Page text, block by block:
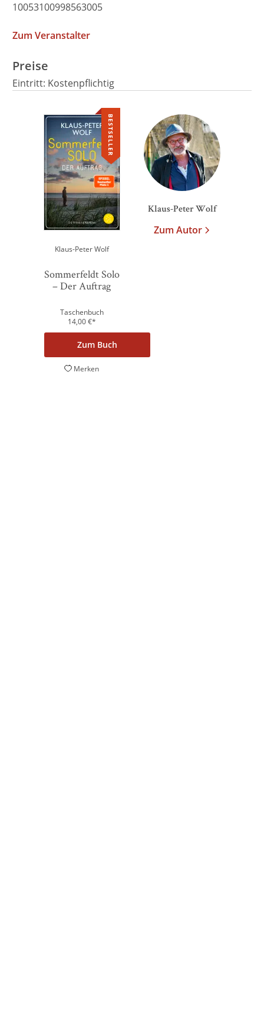
10053100998563005
Zum Veranstalter
Preise
Eintritt: Kostenpflichtig
We need your consent to
load the Google Maps
service!
This content is not permitted to load due to
trackers that are not disclosed to the visitor.
The website owner needs to setup the site
with their CMP to add this content to the list
of technologies used.
Powered by
Platform
BESTSELLER
Klaus-Peter Wolf
Sommerfeldt Solo
– Der Auftrag
Taschenbuch
14,00€*
Zum Buch
Merken
Klaus-Peter Wolf
Zum Autor